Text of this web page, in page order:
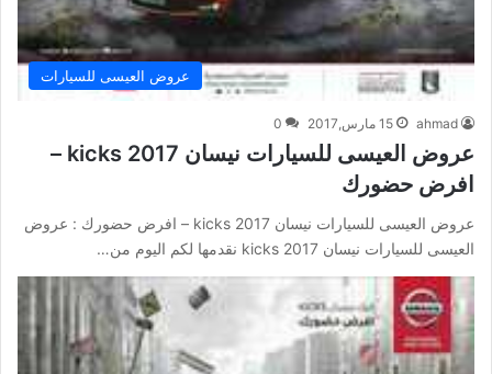
عروض العيسى للسيارات
ahmad 15 مارس,2017 0
عروض العيسى للسيارات نيسان kicks 2017 –
افرض حضورك
عروض العيسى للسيارات نيسان kicks 2017 – افرض حضورك : عروض
العيسى للسيارات نيسان kicks 2017 نقدمها لكم اليوم من…